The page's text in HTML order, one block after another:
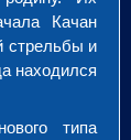
Качан
стрельбы и
находился
типа